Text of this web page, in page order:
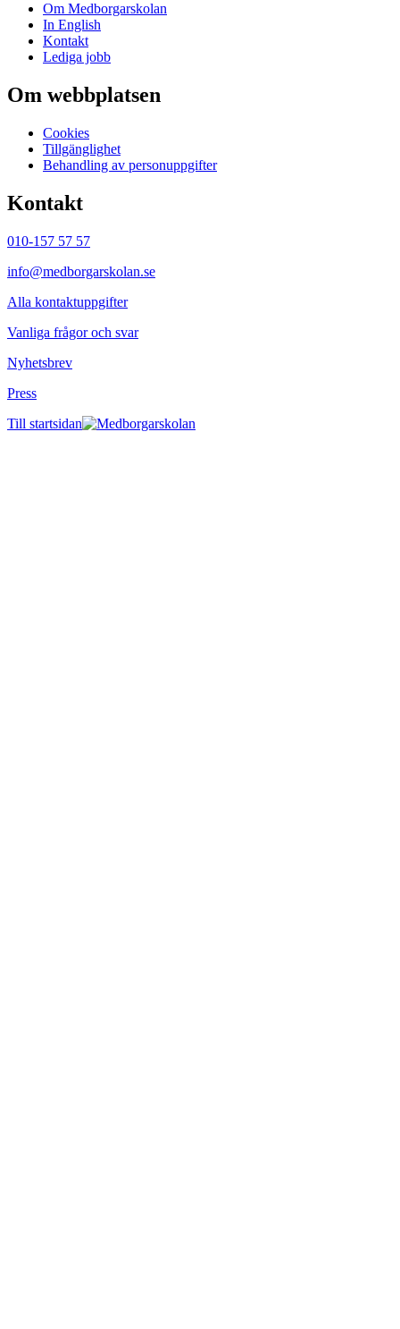
Om Medborgarskolan
In English
Kontakt
Lediga jobb
Om webbplatsen
Cookies
Tillgänglighet
Behandling av personuppgifter
Kontakt
010-157 57 57
info@medborgarskolan.se
Alla kontaktuppgifter
Vanliga frågor och svar
Nyhetsbrev
Press
Till startsidan